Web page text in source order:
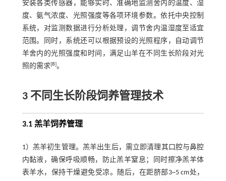
安装各类传感器，能够实时、准确地监测舍内的温度、湿
度、氨气浓度、光照强度等各项环境参数。依托中央控制
系统，对监测数据进行分析处理，调节舍内温湿度至适宜
范围。同时，系统还可以根据预设的光照程序，自动调节
羊舍内的光照强度和时间，满足山羊在不同生长阶段对光
照的需求[8]。
3 不同生长阶段饲养管理技术
3.1 羔羊饲养管理
1）羔羊初生管理。羔羊出生后，需立即清理其口腔与鼻腔
内黏液，确保呼吸顺畅，防止羔羊窒息；同时擦净羔羊体
表羊水，保持干燥避免受凉。随后，在距脐部3~5 cm处，